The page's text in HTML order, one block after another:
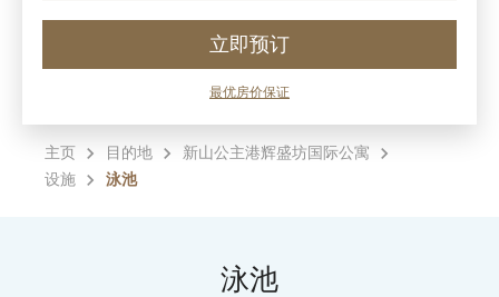
立即预订
最优房价保证
主页 目的地
新山公主港辉盛坊国际公寓
设施
泳池
泳池